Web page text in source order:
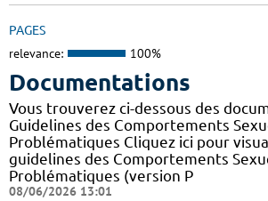
PAGES
relevance: 100%
Documentations
Vous trouverez ci-dessous des
Guidelines des Comportements
Problématiques Cliquez ici pour
guidelines des Comportements
Problématiques (version P
08/06/2026 13:01